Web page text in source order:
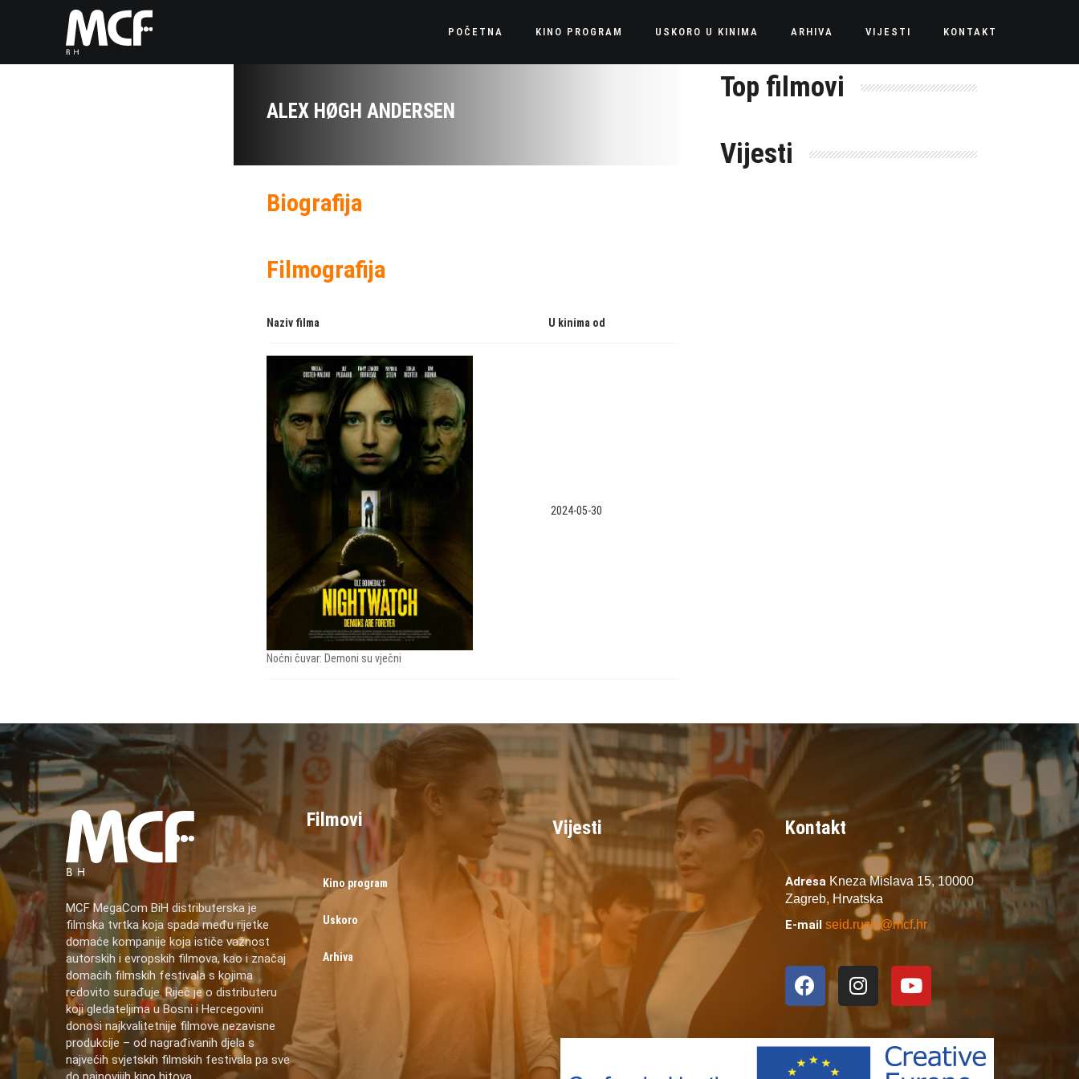
POČETNA KINO PROGRAM USKORO U KINIMA ARHIVA VIJESTI KONTAKT
ALEX HØGH ANDERSEN
Biografija
Filmografija
Naziv filma U kinima od
Noćni čuvar: Demoni su vječni
2024-05-30
Top filmovi
Vijesti
MCF MegaCom BiH distributerska je
filmska tvrtka koja spada među rijetke
domaće kompanije koja ističe važnost
autorskih i evropskih filmova, kao i značaj
domaćih filmskih festivala s kojima
redovito surađuje. Riječ je o distributeru
koji gledateljima u Bosni i Hercegovini
donosi najkvalitetnije filmove nezavisne
produkcije – od nagrađivanih djela s
najvećih svjetskih filmskih festivala pa sve
Filmovi
Kino program
Uskoro
Arhiva
Vijesti Kontakt
Adresa Kneza Mislava 15,10000
Zagreb, Hrvatska
E-mail seid.ruzic@mcf.hr